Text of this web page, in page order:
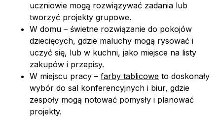
uczniowie mogą rozwiązywać zadania lub
tworzyć projekty grupowe.
W domu – świetne rozwiązanie do pokojów
dziecięcych, gdzie maluchy mogą rysować i
uczyć się, lub w kuchni, jako miejsce na listy
zakupów i przepisy.
W miejscu pracy – farby tablicowe to doskonały
wybór do sal konferencyjnych i biur, gdzie
zespoły mogą notować pomysły i planować
projekty.